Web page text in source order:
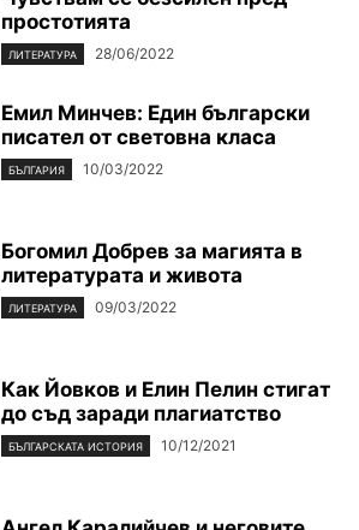
простотията
ЛИТЕРАТУРА 28/06/2022
Емил Минчев: Един български
писател от световна класа
БЪЛГАРИЯ 10/03/2022
Богомил Добрев за магията в
литературата и живота
ЛИТЕРАТУРА 09/03/2022
Как Йовков и Елин Пелин стигат
до съд заради плагиатство
БЪЛГАРСКАТА ИСТОРИЯ 10/12/2021